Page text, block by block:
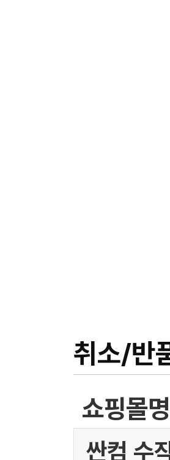
취소/반
쇼핑몰명
싼컴 수